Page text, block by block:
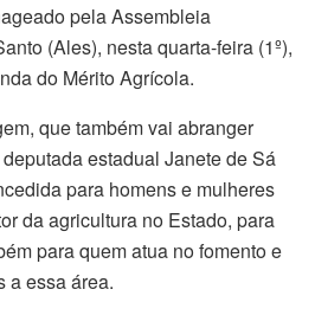
pela Assembleia
(Ales), nesta quarta-feira (1º),
do Mérito Agrícola.
que também vai abranger
estadual Janete de Sá
para homens e mulheres
da agricultura no Estado, para
para quem atua no fomento e
a essa área.